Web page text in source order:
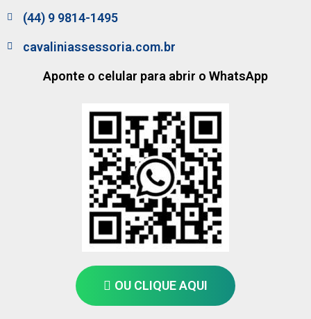
(44) 9 9814-1495
cavaliniassessoria.com.br
Aponte o celular para abrir o WhatsApp
OU CLIQUE AQUI